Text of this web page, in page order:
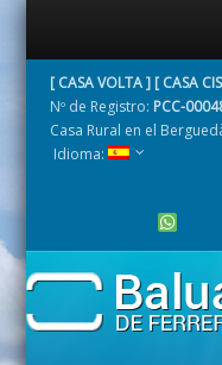
[ CASA VOLTA ] [ CASA
Nº de Registro: PCC-
Casa Rural en el
Idioma: